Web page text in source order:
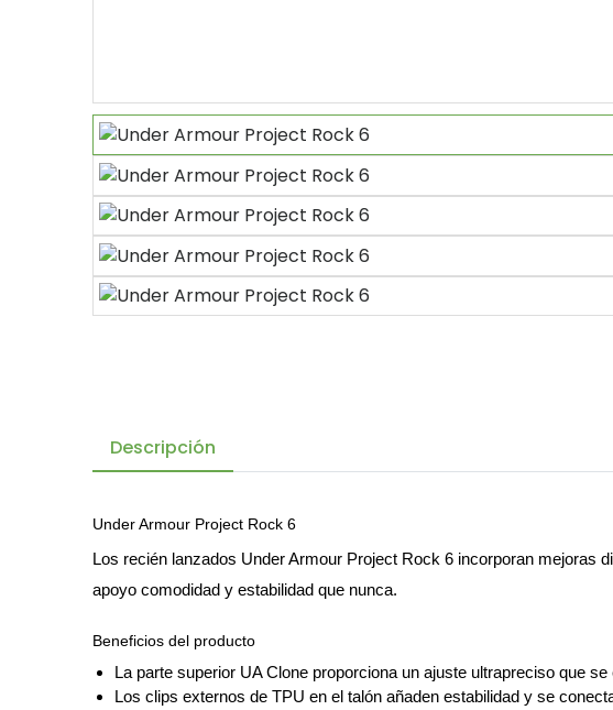
Descripción
Under Armour Project Rock 6
Los recién lanzados Under Armour Project Rock 6 incorporan mejoras
apoyo comodidad y estabilidad que nunca.
Beneficios del producto
La parte superior UA Clone proporciona un ajuste ultrapreciso que
Los clips externos de TPU en el talón añaden estabilidad y se